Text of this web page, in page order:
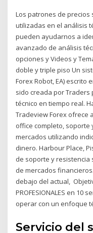
Los patrones de
utilizadas en el análisis
pueden ayudarnos a
avanzado de análisis
opciones y Videos y
doble y triple piso Un
Forex Robot, EA) escrito
sido creada por
técnico en tiempo real.
Tradeview Forex ofrece
office completo, soporte
mercados utilizando
dinero. Harbour Place,
de soporte y resistencia
de mercados
debajo del actual,
PROFESIONALES en 10
operar con un enfoque
Servicio del